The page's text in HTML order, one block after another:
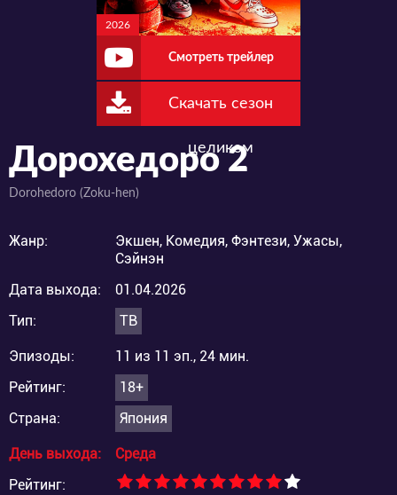
2026
Смотреть трейлер
Скачать сезон
целиком
Дорохедоро 2
Dorohedoro (Zoku-hen)
Жанр:
Экшен, Комедия, Фэнтези, Ужасы,
Сэйнэн
Дата выхода:
01.04.2026
Тип:
ТВ
Эпизоды:
11 из 11 эп., 24 мин.
Рейтинг:
18+
Страна:
Япония
День выхода:
Среда
Рейтинг: